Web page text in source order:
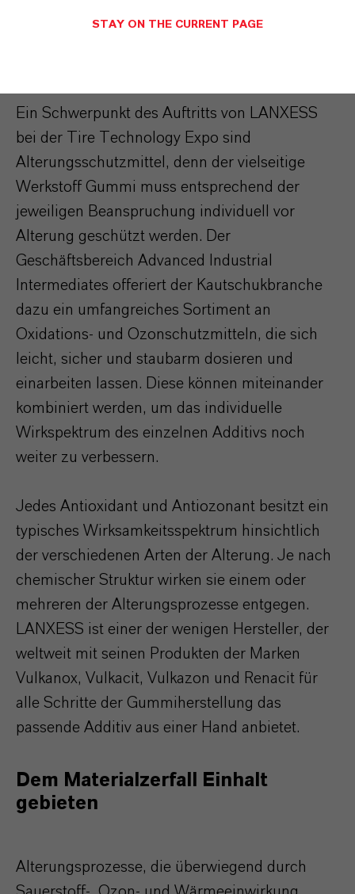
von LANXESS für längere
Ein Schwerpunkt des Auftritts von LANXESS
bei der Tire Technology Expo sind
Alterungsschutzmittel, denn der vielseitige
Werkstoff Gummi muss entsprechend der
jeweiligen Beanspruchung individuell vor
Alterung geschützt werden. Der
Geschäftsbereich Advanced Industrial
Intermediates offeriert der Kautschukbranche
dazu ein umfangreiches Sortiment an
Oxidations- und Ozonschutzmitteln, die sich
leicht, sicher und staubarm dosieren und
einarbeiten lassen. Diese können miteinander
kombiniert werden, um das individuelle
Wirkspektrum des einzelnen Additivs noch
weiter zu verbessern.
Jedes Antioxidant und Antiozonant besitzt ein
typisches Wirksamkeitsspektrum hinsichtlich
der verschiedenen Arten der Alterung. Je nach
chemischer Struktur wirken sie einem oder
mehreren der Alterungsprozesse entgegen.
LANXESS ist einer der wenigen Hersteller, der
weltweit mit seinen Produkten der Marken
Vulkanox, Vulkacit, Vulkazon und Renacit für
alle Schritte der Gummiherstellung das
passende Additiv aus einer Hand anbietet.
Dem Materialzerfall Einhalt
gebieten
Alterungsprozesse, die überwiegend durch
STAY ON THE CURRENT PAGE